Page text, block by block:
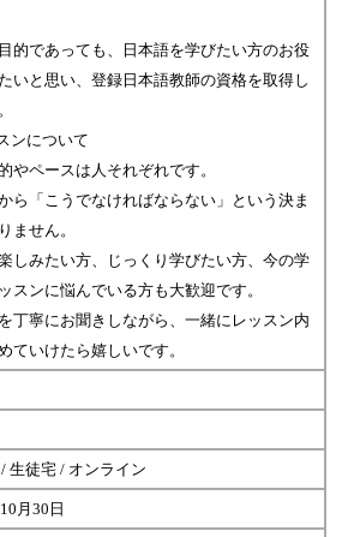
的であっても、日本語を学びたい方のお役
いと思い、登録日本語教師の資格を取得し
ンについて
やペースは人それぞれです。
ら「こうでなければならない」という決ま
ません。
しみたい方、じっくり学びたい方、今の学
スンに悩んでいる方も大歓迎です。
丁寧にお聞きしながら、一緒にレッスン内
ていけたら嬉しいです。
生徒宅 / オンライン
月30日